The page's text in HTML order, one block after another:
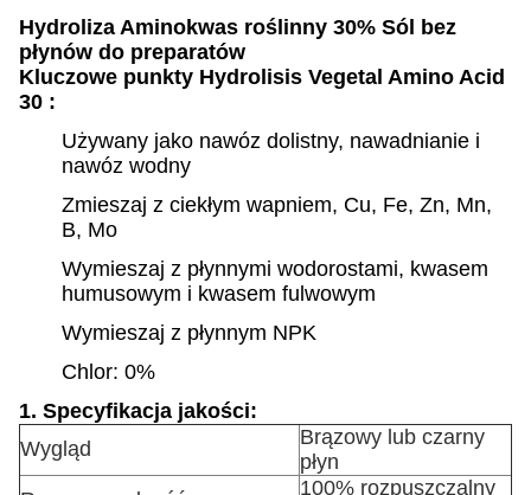
Hydroliza Aminokwas roślinny 30% Sól bez
płynów do preparatów
Kluczowe punkty Hydrolisis Vegetal Amino Acid
30 :
Używany jako nawóz dolistny, nawadnianie i
nawóz wodny
Zmieszaj z ciekłym wapniem, Cu, Fe, Zn, Mn,
B, Mo
Wymieszaj z płynnymi wodorostami, kwasem
humusowym i kwasem fulwowym
Wymieszaj z płynnym NPK
Chlor: 0%
1. Specyfikacja jakości:
Wygląd
Brązowy lub czarny
płyn
100% rozpuszczalny